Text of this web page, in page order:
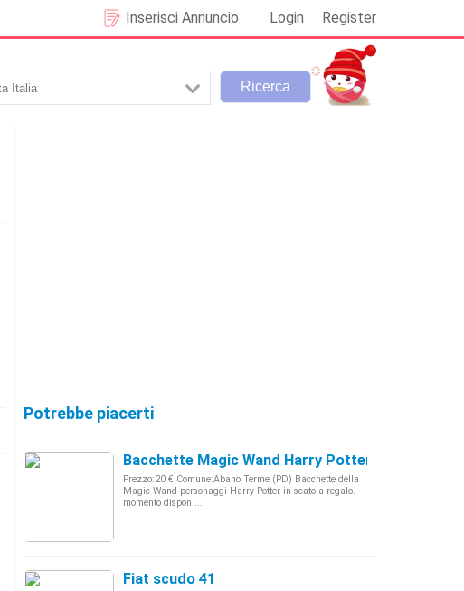
Login Register
Inserisci Annuncio
Potrebbe piacerti
Bacchette Magic Wand Harry Potter
Prezzo:20 € Comune:Abano Terme (PD) Bacchette della
Magic Wand personaggi Harry Potter in scatola regalo.
momento dispon ...
Fiat scudo 41